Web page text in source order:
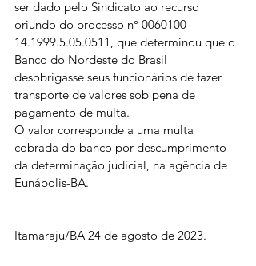
ser dado pelo Sindicato ao recurso
oriundo do processo n° 0060100-
14.1999.5.05.0511, que determinou que o
Banco do Nordeste do Brasil
desobrigasse seus funcionários de fazer
transporte de valores sob pena de
pagamento de multa.
O valor corresponde a uma multa
cobrada do banco por descumprimento
da determinação judicial, na agência de
Eunápolis-BA.
Itamaraju/BA 24 de agosto de 2023.